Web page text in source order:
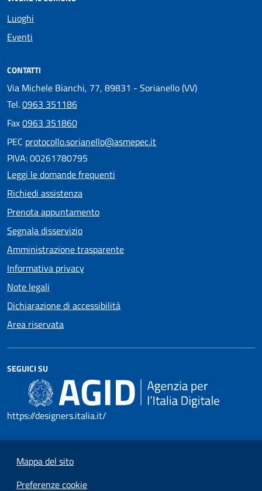
Luoghi
Eventi
CONTATTI
Via Michele Bianchi, 77, 89831 - Sorianello (VV)
Tel.0963 351186
Fax0963 351860
PEC protocollo.sorianello@asmepec.it
PIVA: 00261780795
Leggi le domande frequenti
Richiedi assistenza
Prenota appuntamento
Segnala disservizio
Amministrazione trasparente
Informativa privacy
Note legali
Dichiarazione di accessibilità
Area riservata
SEGUICI SU
https://designers.italia.it/
Mappa del sito
Preferenze cookie